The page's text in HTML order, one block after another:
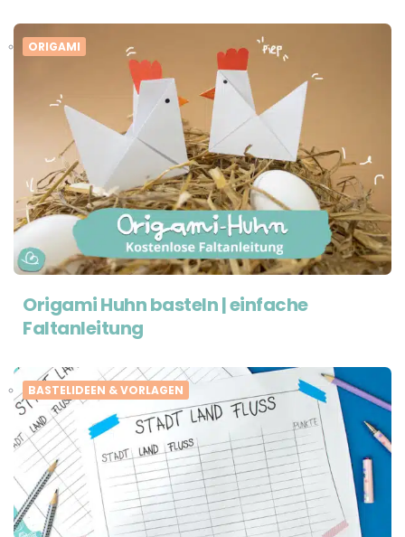
ORIGAMI
Origami Huhn basteln | einfache
Faltanleitung
BASTELIDEEN & VORLAGEN